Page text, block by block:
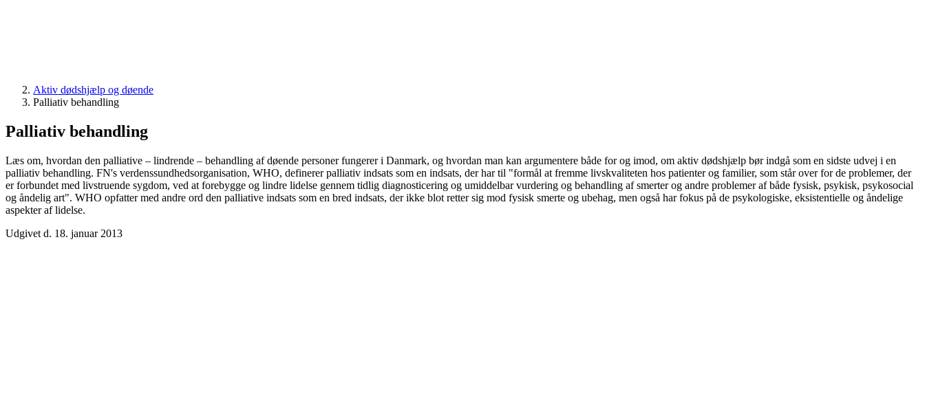
Aktiv dødshjælp og døende
Palliativ behandling
Palliativ behandling
Læs om, hvordan den palliative – lindrende – behandling af døende personer fungerer i Danmark, og hvordan man kan argumentere både for og imod, om aktiv dødshjælp bør indgå som en sidste udvej i en
palliativ behandling. FN's verdenssundhedsorganisation, WHO, definerer palliativ indsats som en indsats, der har til "formål at fremme livskvaliteten hos patienter og familier, som står over for de problemer, der
er forbundet med livstruende sygdom, ved at forebygge og lindre lidelse gennem tidlig diagnosticering og umiddelbar vurdering og behandling af smerter og andre problemer af både fysisk, psykisk, psykosocial
og åndelig art". WHO opfatter med andre ord den palliative indsats som en bred indsats, der ikke blot retter sig mod fysisk smerte og ubehag, men også har fokus på de psykologiske, eksistentielle og åndelige
aspekter af lidelse.
Udgivet d. 18. januar 2013